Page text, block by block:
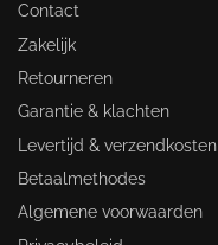
Contact
Zakelijk
Retourneren
Garantie & klachten
Levertijd & verzendkosten
Betaalmethodes
Algemene voorwaarden